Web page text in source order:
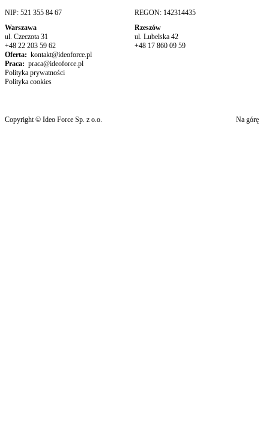
NIP: 521 355 84 67
REGON: 142314435
Warszawa
ul. Czeczota 31
+48 22 203 59 62
Rzeszów
ul. Lubelska 42
+48 17 860 09 59
Oferta: kontakt@ideoforce.pl
Praca: praca@ideoforce.pl
Polityka prywatności
Polityka cookies
Copyright © Ideo Force Sp. z o.o. Na górę